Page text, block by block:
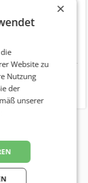
×
Website zu
Nutzung
der
unserer